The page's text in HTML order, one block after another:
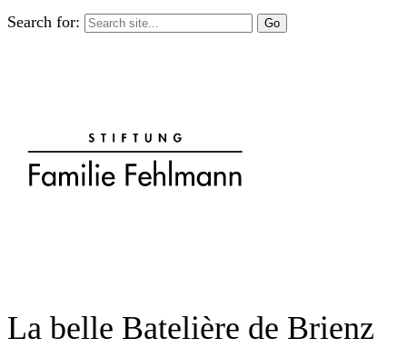
Search for:
La belle Batelière de Brienz